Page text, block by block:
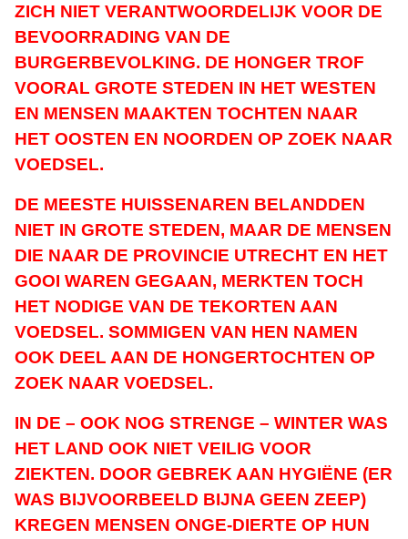
ZICH NIET VERANTWOORDELIJK VOOR DE
BEVOORRADING VAN DE
BURGERBEVOLKING. DE HONGER TROF
VOORAL GROTE STEDEN IN HET WESTEN
EN MENSEN MAAKTEN TOCHTEN NAAR
HET OOSTEN EN NOORDEN OP ZOEK NAAR
VOEDSEL.
DE MEESTE HUISSENAREN BELANDDEN
NIET IN GROTE STEDEN, MAAR DE MENSEN
DIE NAAR DE PROVINCIE UTRECHT EN HET
GOOI WAREN GEGAAN, MERKTEN TOCH
HET NODIGE VAN DE TEKORTEN AAN
VOEDSEL. SOMMIGEN VAN HEN NAMEN
OOK DEEL AAN DE HONGERTOCHTEN OP
ZOEK NAAR VOEDSEL.
IN DE – OOK NOG STRENGE – WINTER WAS
HET LAND OOK NIET VEILIG VOOR
ZIEKTEN. DOOR GEBREK AAN HYGIËNE (ER
WAS BIJVOORBEELD BIJNA GEEN ZEEP)
KREGEN MENSEN ONGE-DIERTE OP HUN